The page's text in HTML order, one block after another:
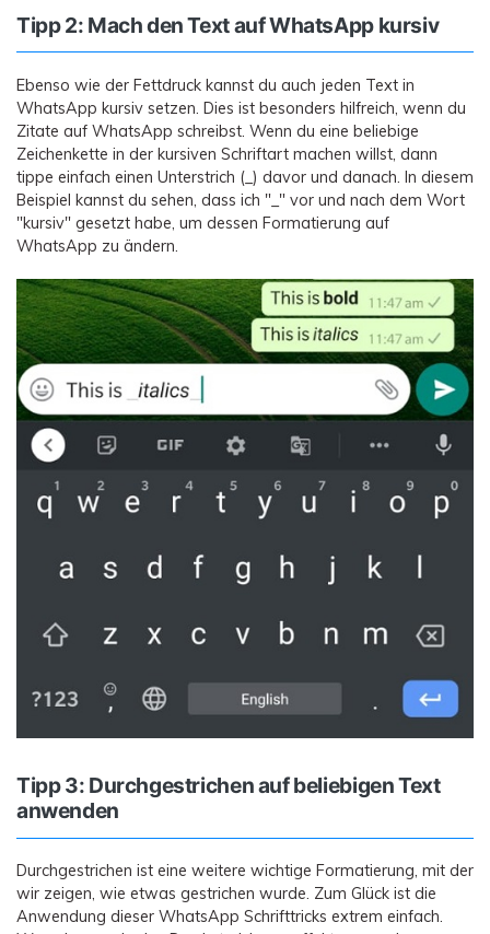
Tipp 2: Mach den Text auf WhatsApp kursiv
Ebenso wie der Fettdruck kannst du auch jeden Text in
WhatsApp kursiv setzen. Dies ist besonders hilfreich, wenn du
Zitate auf WhatsApp schreibst. Wenn du eine beliebige
Zeichenkette in der kursiven Schriftart machen willst, dann
tippe einfach einen Unterstrich (_) davor und danach. In diesem
Beispiel kannst du sehen, dass ich "_" vor und nach dem Wort
"kursiv" gesetzt habe, um dessen Formatierung auf
WhatsApp zu ändern.
Tipp 3: Durchgestrichen auf beliebigen Text
anwenden
Durchgestrichen ist eine weitere wichtige Formatierung, mit der
wir zeigen, wie etwas gestrichen wurde. Zum Glück ist die
Anwendung dieser WhatsApp Schrifttricks extrem einfach.